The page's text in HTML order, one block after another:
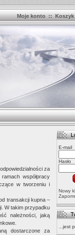
Moje konto :: Koszyk
za
współpracy
w tworzeniu i
transakcji kupna –
W takim przypadku
należności, jaką
dostarczone za
E-mail
Hasło
Nowy
...jest